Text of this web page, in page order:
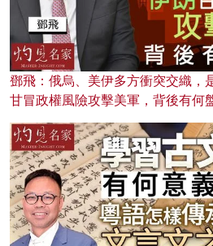
鄧飛：俄烏、美伊多方衝突交織，
甘冒政權風險攻擊美軍，背後有何